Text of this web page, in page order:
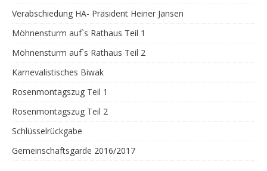
Verabschiedung HA- Präsident Heiner Jansen
Möhnensturm auf`s Rathaus Teil 1
Möhnensturm auf`s Rathaus Teil 2
Karnevalistisches Biwak
Rosenmontagszug Teil 1
Rosenmontagszug Teil 2
Schlüsselrückgabe
Gemeinschaftsgarde 2016/2017